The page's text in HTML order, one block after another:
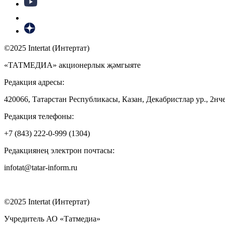
©2025 Intertat (Интертат)
«ТАТМЕДИА» акционерлык җәмгыяте
Редакция адресы:
420066, Татарстан Республикасы, Казан, Декабристлар ур.,
Редакция телефоны:
+7 (843) 222-0-999 (1304)
Редакциянең электрон почтасы:
infotat@tatar-inform.ru
©2025 Intertat (Интертат)
Учредитель АО «Татмедиа»